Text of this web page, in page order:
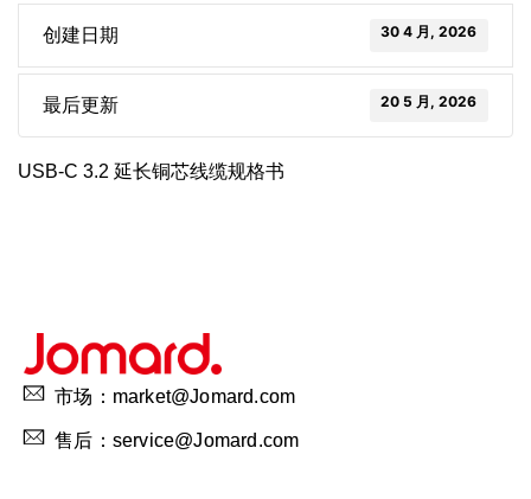
创建日期 30 4 月, 2026
最后更新 20 5 月, 2026
USB-C 3.2 延长铜芯线缆规格书
市场：market@Jomard.com
售后：service@Jomard.com